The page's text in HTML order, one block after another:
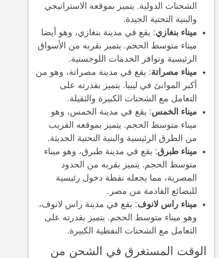
الشحنات الدولية. يتميز بموقعه الاستراتيجي
والبنية التحتية الجيدة.
ميناء بنغازي: يقع في مدينة بنغازي، وهو أيضا
ميناء متوسط الحجم. يتميز بقربه من الأسواق
الرئيسية وتوافر الخدمات اللوجستية.
ميناء مصراتة: يقع في مدينة مصراتة، وهو من
أكبر الموانئ في ليبيا. يتميز بقدرته على
التعامل مع الشحنات الكبيرة والثقيلة.
ميناء الخمس: يقع في مدينة الخمس، وهو
ميناء متوسط الحجم. يتميز بموقعه القريب
من الطرق الرئيسية والبنية التحتية الحديثة.
ميناء طبرق: يقع في مدينة طبرق، وهو ميناء
متوسط الحجم. يتميز بقربه من الحدود
المصرية، مما يجعله نقطة دخول رئيسية
للبضائع القادمة من مصر.
ميناء راس لانوف: يقع في مدينة راس لانوف،
وهو ميناء متوسط الحجم. يتميز بقدرته على
التعامل مع الشحنات النفطية الكبيرة.
الوقت المستغرق في الشحن من